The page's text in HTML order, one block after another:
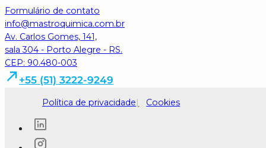
Formulário de contato
info@mastroquimica.com.br
Av. Carlos Gomes, 141,
sala 304 - Porto Alegre - RS.
CEP: 90.480-003
+55 (51) 3222-9249
Política de privacidade Cookies